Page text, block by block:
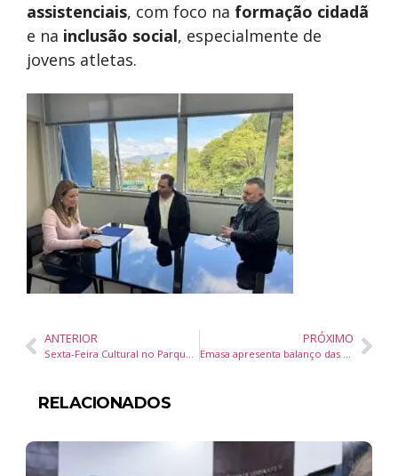
assistenciais, com foco na formação cidadã
e na inclusão social, especialmente de
jovens atletas.
ANTERIOR
Sexta-Feira Cultural no Parque Raimundo Malta, em Balneário Camboriú, é adiada para 15 de agosto devido à chuva
PRÓXIMO
Emasa apresenta balanço das ações realizadas em 2025 aos servidores
RELACIONADOS